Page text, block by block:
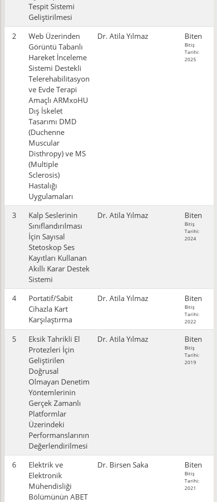
Tespit Sistemi
Geliştirilmesi
2
Web Üzerinden
Görüntü Tabanlı
Hareket İnceleme
Sistemi Destekli
Telerehabilitasyon
ve Evde Terapi
Amaçlı ARMxoHU
Dış İskelet
Tasarımı DMD
(Duchenne
Muscular
Disthropy) ve MS
(Multiple
Sclerosis)
Hastalığı
Uygulamaları
Dr. Atila Yılmaz Biten
Bitiş
Tarihi:
2025
3
Kalp Seslerinin
Sınıflandırılması
İçin Sayısal
Stetoskop Ses
Kayıtları Kullanan
Akıllı Karar Destek
Sistemi
Dr. Atila Yılmaz Biten
Bitiş
Tarihi:
2024
4
Portatif/Sabit
Cihazla Kart
Karşılaştırma
Dr. Atila Yılmaz Biten
Bitiş
Tarihi:
2022
5
Eksik Tahrikli El
Protezleri İçin
Geliştirilen
Doğrusal
Olmayan Denetim
Yöntemlerinin
Gerçek Zamanlı
Platformlar
Üzerindeki
Performanslarının
Değerlendirilmesi
Dr. Atila Yılmaz Biten
Bitiş
Tarihi:
2019
6
Elektrik ve
Elektronik
Mühendisliği
Bölümünün ABET
Dr. Birsen Saka Biten
Bitiş
Tarihi:
2021